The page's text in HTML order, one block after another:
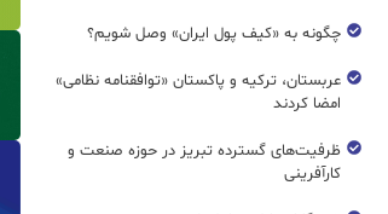
چگونه به «کیف پول ایران» وصل شویم؟
عربستان، ترکیه و پاکستان «توافقنامه نظامی»
امضا کردند
ظرفیت‌های گسترده‌ تبریز در حوزه صنعت و
کارآفرینی